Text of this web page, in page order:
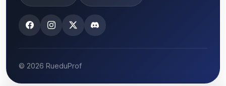
© 2026 RueduProf